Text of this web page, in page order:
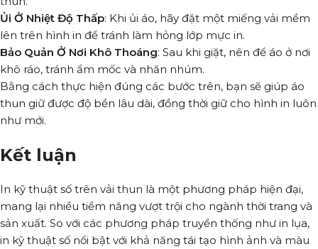
Ủi Ở Nhiệt Độ Thấp: Khi ủi áo, hãy đặt một miếng vải mềm
lên trên hình in để tránh làm hỏng lớp mực in.
Bảo Quản Ở Nơi Khô Thoáng: Sau khi giặt, nên để áo ở nơi
khô ráo, tránh ẩm mốc và nhăn nhúm.
Bằng cách thực hiện đúng các bước trên, bạn sẽ giúp áo
thun giữ được độ bền lâu dài, đồng thời giữ cho hình in luôn
như mới.
Kết luận
In kỹ thuật số trên vải thun là một phương pháp hiện đại,
mang lại nhiều tiềm năng vượt trội cho ngành thời trang và
sản xuất. So với các phương pháp truyền thống như in lụa,
in kỹ thuật số nổi bật với khả năng tái tạo hình ảnh và màu